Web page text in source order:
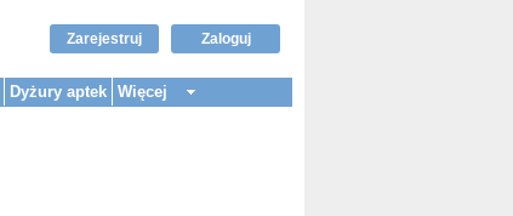
Zaloguj
Zarejestruj
Dyżury aptek Więcej